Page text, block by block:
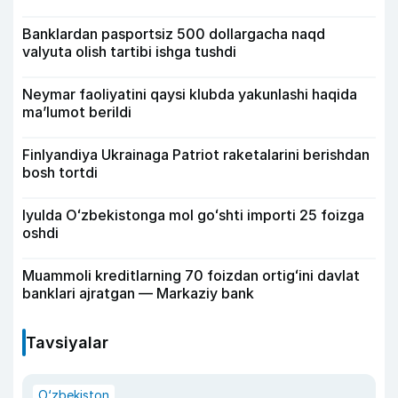
Banklardan pasportsiz 500 dollargacha naqd
valyuta olish tartibi ishga tushdi
Neymar faoliyatini qaysi klubda yakunlashi haqida
ma’lumot berildi
Finlyandiya Ukrainaga Patriot raketalarini berishdan
bosh tortdi
Iyulda Oʻzbekistonga mol goʻshti importi 25 foizga
oshdi
Muammoli kreditlarning 70 foizdan ortigʻini davlat
banklari ajratgan — Markaziy bank
Tavsiyalar
O‘zbekiston